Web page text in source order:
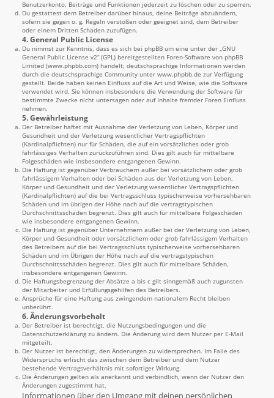
Benutzerkonto, Beiträge und Funktionen jederzeit zu löschen oder zu sperren.
Du gestattest dem Betreiber darüber hinaus, deine Beiträge abzuändern,
sofern sie gegen o. g. Regeln verstoßen oder geeignet sind, dem Betreiber
oder einem Dritten Schaden zuzufügen.
4. General Public License
Du nimmst zur Kenntnis, dass es sich bei phpBB um eine unter der „GNU
General Public License v2“ (GPL) bereitgestellten Foren-Software von phpBB
Limited (www.phpbb.com) handelt; deutschsprachige Informationen werden
durch die deutschsprachige Community unter www.phpbb.de zur Verfügung
gestellt. Beide haben keinen Einfluss auf die Art und Weise, wie die Software
verwendet wird. Sie können insbesondere die Verwendung der Software für
bestimmte Zwecke nicht untersagen oder auf Inhalte fremder Foren Einfluss
nehmen.
5. Gewährleistung
Der Betreiber haftet mit Ausnahme der Verletzung von Leben, Körper und
Gesundheit und der Verletzung wesentlicher Vertragspflichten
(Kardinalpflichten) nur für Schäden, die auf ein vorsätzliches oder grob
fahrlässiges Verhalten zurückzuführen sind. Dies gilt auch für mittelbare
Folgeschäden wie insbesondere entgangenen Gewinn.
Die Haftung ist gegenüber Verbrauchern außer bei vorsätzlichem oder grob
fahrlässigem Verhalten oder bei Schäden aus der Verletzung von Leben,
Körper und Gesundheit und der Verletzung wesentlicher Vertragspflichten
(Kardinalpflichten) auf die bei Vertragsschluss typischerweise vorhersehbaren
Schäden und im übrigen der Höhe nach auf die vertragstypischen
Durchschnittsschäden begrenzt. Dies gilt auch für mittelbare Folgeschäden
wie insbesondere entgangenen Gewinn.
Die Haftung ist gegenüber Unternehmern außer bei der Verletzung von Leben,
Körper und Gesundheit oder vorsätzlichem oder grob fahrlässigem Verhalten
des Betreibers auf die bei Vertragsschluss typischerweise vorhersehbaren
Schäden und im Übrigen der Höhe nach auf die vertragstypischen
Durchschnittsschäden begrenzt. Dies gilt auch für mittelbare Schäden,
insbesondere entgangenen Gewinn.
Die Haftungsbegrenzung der Absätze a bis c gilt sinngemäß auch zugunsten
der Mitarbeiter und Erfüllungsgehilfen des Betreibers.
Ansprüche für eine Haftung aus zwingendem nationalem Recht bleiben
unberührt.
6. Änderungsvorbehalt
Der Betreiber ist berechtigt, die Nutzungsbedingungen und die
Datenschutzerklärung zu ändern. Die Änderung wird dem Nutzer per E-Mail
mitgeteilt.
Der Nutzer ist berechtigt, den Änderungen zu widersprechen. Im Falle des
Widerspruchs erlischt das zwischen dem Betreiber und dem Nutzer
bestehende Vertragsverhältnis mit sofortiger Wirkung.
Die Änderungen gelten als anerkannt und verbindlich, wenn der Nutzer den
Änderungen zugestimmt hat.
Informationen über den Umgang mit deinen persönlichen